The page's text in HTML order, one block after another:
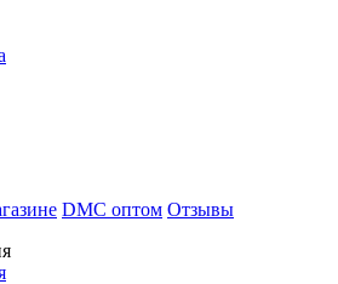
DMC оптом Отзывы